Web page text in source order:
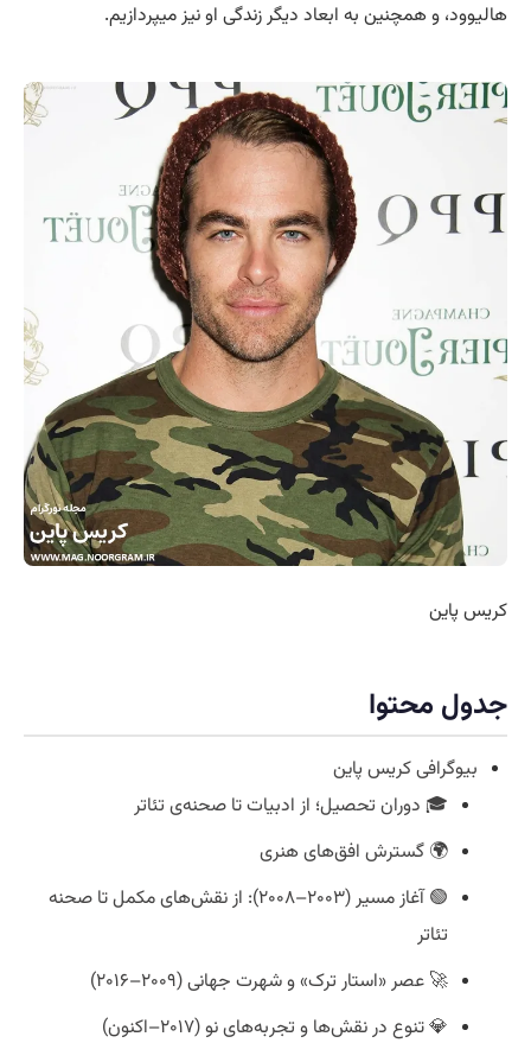
هالیوود، و همچنین به ابعاد دیگر زندگی او نیز میپردازیم.
کریس پاین
جدول محتوا
بیوگرافی کریس پاین
🎓 دوران تحصیل؛ از ادبیات تا صحنه‌ی تئاتر
🌍 گسترش افق‌های هنری
🟢 آغاز مسیر (۲۰۰۳–۲۰۰۸): از نقش‌های مکمل تا صحنه
تئاتر
🚀 عصر «استار ترک» و شهرت جهانی (۲۰۰۹–۲۰۱۶)
💎 تنوع در نقش‌ها و تجربه‌های نو (۲۰۱۷–اکنون)